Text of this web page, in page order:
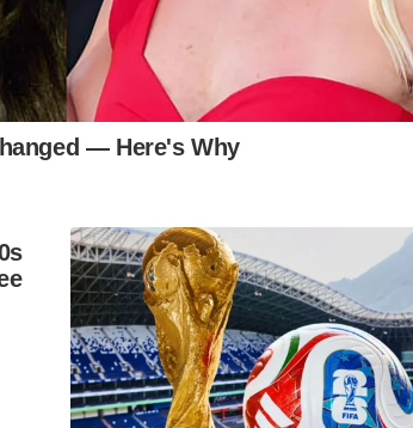
— Here's Why